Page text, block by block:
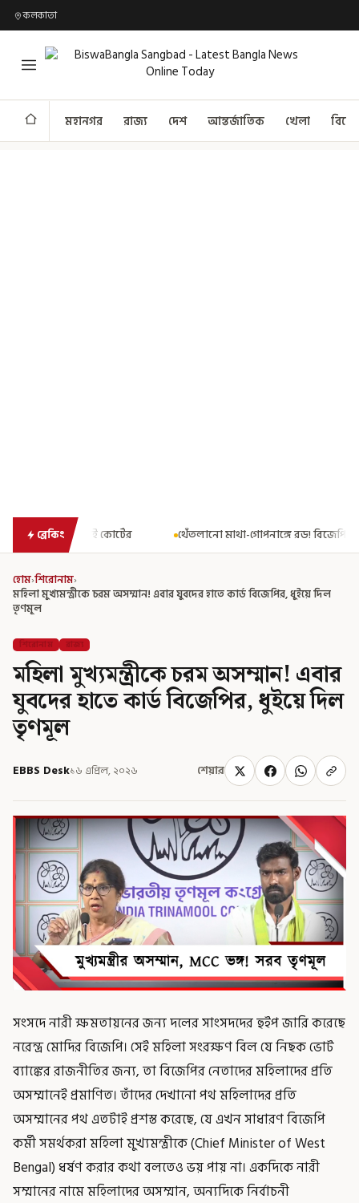
কলকাতা
মহানগর রাজ্য দেশ আন্তর্জাতিক খেলা
ব্রেকিং
থেঁতলানো মাথা-গোপনাঙ্গে রড! বিজেপিশাসিত অসমে নাবালিকার নৃশংস
হোম›শিরোনাম›
মহিলা মুখ্যমন্ত্রীকে চরম অসম্মান! এবার যুবদের হাতে কার্ড বিজেপির, ধুইয়ে দিল
তৃণমূল
শিরোনাম রাজ্য
মহিলা মুখ্যমন্ত্রীকে চরম অসম্মান! এবার
যুবদের হাতে কার্ড বিজেপির, ধুইয়ে দিল
তৃণমূল
EBBS Desk১৬ এপ্রিল, ২০২৬ শেয়ার
সংসদে নারী ক্ষমতায়নের জন্য দলের সাংসদদের হুইপ জারি করেছে
নরেন্দ্র মোদির বিজেপি। সেই মহিলা সংরক্ষণ বিল যে নিছক ভোট
ব্যাঙ্কের রাজনীতির জন্য, তা বিজেপির নেতাদের মহিলাদের প্রতি
অসম্মানেই প্রমাণিত। তাঁদের দেখানো পথ মহিলাদের প্রতি
অসম্মানের পথ এতটাই প্রশস্ত করেছে, যে এখন সাধারণ বিজেপি
কর্মী সমর্থকরা মহিলা মুখ্যমন্ত্রীকে (Chief Minister of West
Bengal) ধর্ষণ করার কথা বলতেও ভয় পায় না। একদিকে নারী
সম্মানের নামে মহিলাদের অসম্মান, অন্যদিকে নির্বাচনী